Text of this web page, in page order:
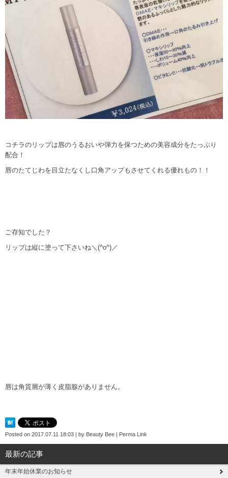
コチラのリップは唇のうるおいや弾力を保つための美容成分をたっぷり
配合！
唇のたてじわを目立たなくし口角アップもさせてくれる優れもの！！
ご存知でした？
リップは縦に塗って下さいね＼(^o^)／
唇は角質層が薄く皮脂腺がありません。
Posted on 2017.07.11 18:03 | by Beauty Bee | Perma Link
最新の記事
年末年始休業のお知らせ